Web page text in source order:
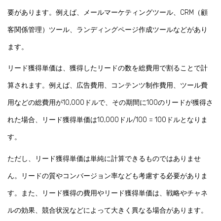
要があります。例えば、メールマーケティングツール、CRM（顧
客関係管理）ツール、ランディングページ作成ツールなどがあり
ます。
リード獲得単価は、獲得したリードの数を総費用で割ることで計
算されます。例えば、広告費用、コンテンツ制作費用、ツール費
用などの総費用が10,000ドルで、その期間に100のリードが獲得さ
れた場合、リード獲得単価は10,000ドル/100 = 100ドルとなりま
す。
ただし、リード獲得単価は単純に計算できるものではありませ
ん。 リードの質やコンバージョン率なども考慮する必要がありま
す。 また、リード獲得の費用やリード獲得単価は、戦略やチャネ
ルの効果、競合状況などによって大きく異なる場合があります。